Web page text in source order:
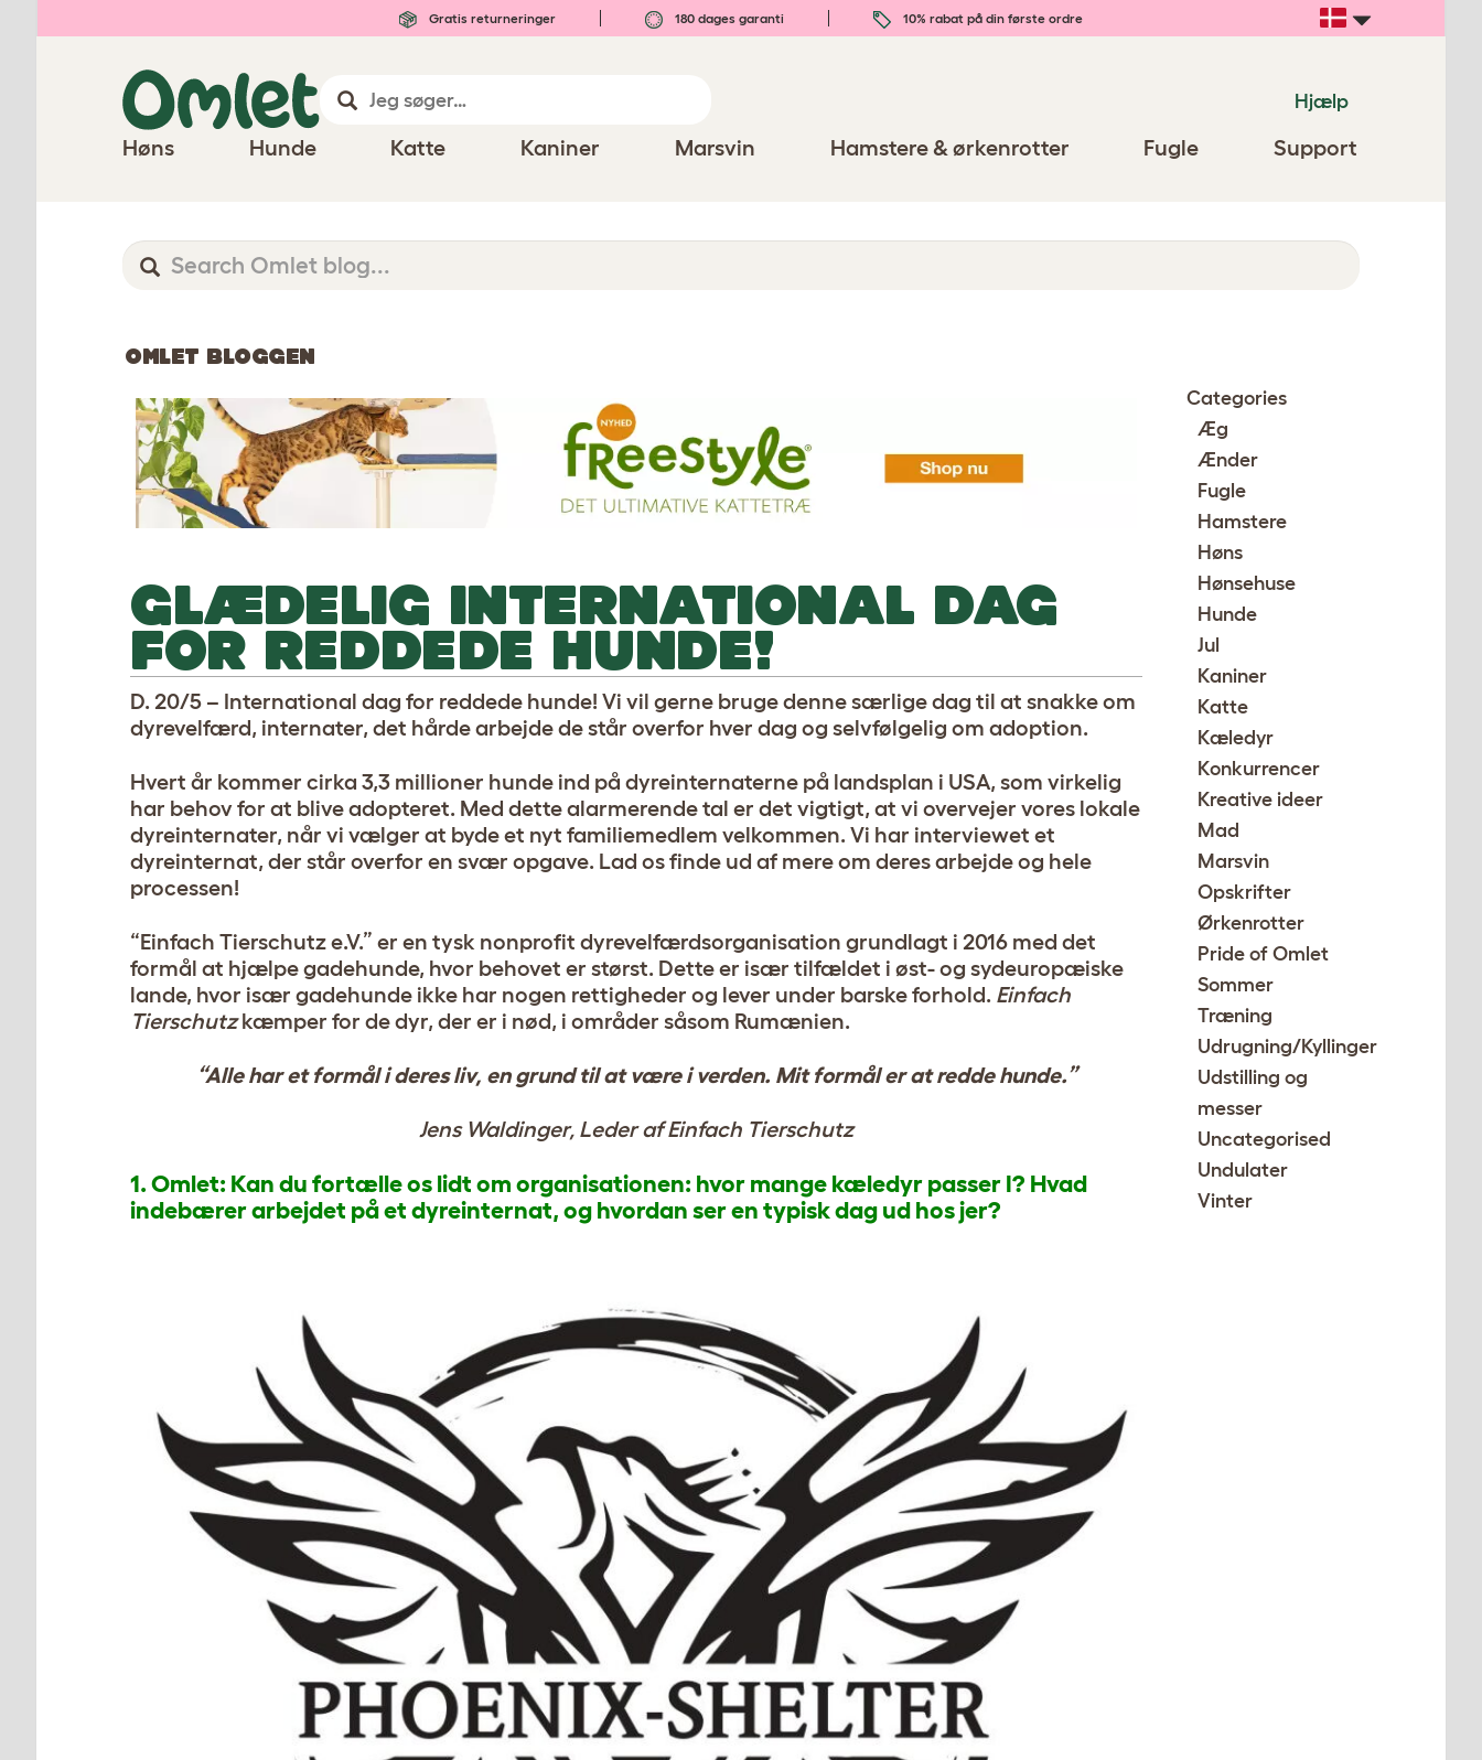
Gratis returneringer 180 dages garanti 10% rabat på din første ordre
Hjælp
Høns Hunde Katte Kaniner Marsvin Hamstere & ørkenrotter Fugle Support
OMLET BLOGGEN
GLÆDELIG INTERNATIONAL DAG
FOR REDDEDE HUNDE!
D. 20/5 – International dag for reddede hunde! Vi vil gerne bruge denne særlige dag til at snakke om
dyrevelfærd, internater, det hårde arbejde de står overfor hver dag og selvfølgelig om adoption.
Hvert år kommer cirka 3,3 millioner hunde ind på dyreinternaterne på landsplan i USA, som virkelig
har behov for at blive adopteret. Med dette alarmerende tal er det vigtigt, at vi overvejer vores lokale
dyreinternater, når vi vælger at byde et nyt familiemedlem velkommen. Vi har interviewet et
dyreinternat, der står overfor en svær opgave. Lad os finde ud af mere om deres arbejde og hele
processen!
“Einfach Tierschutz e.V.” er en tysk nonprofit dyrevelfærdsorganisation grundlagt i 2016 med det
formål at hjælpe gadehunde, hvor behovet er størst. Dette er især tilfældet i øst- og sydeuropæiske
lande, hvor især gadehunde ikke har nogen rettigheder og lever under barske forhold. Einfach
Tierschutzkæmper for de dyr, der er i nød, i områder såsom Rumænien.
“Alle har et formål i deres liv, en grund til at være i verden. Mit formål er at redde hunde.”
Jens Waldinger, Leder af Einfach Tierschutz
1. Omlet: Kan du fortælle os lidt om organisationen: hvor mange kæledyr passer I? Hvad
indebærer arbejdet på et dyreinternat, og hvordan ser en typisk dag ud hos jer?
Categories
Æg
Ænder
Fugle
Hamstere
Høns
Hønsehuse
Hunde
Jul
Kaniner
Katte
Kæledyr
Konkurrencer
Kreative ideer
Mad
Marsvin
Opskrifter
Ørkenrotter
Pride of Omlet
Sommer
Træning
Udrugning/Kyllinger
Udstilling og
messer
Uncategorised
Undulater
Vinter